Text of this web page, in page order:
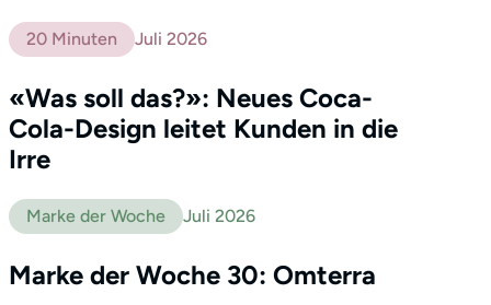
Profil
20 Minuten Juli 2026
«Was soll das?»: Neues Coca-
Cola-Design leitet Kunden in die
Irre
Marke der Woche Juli 2026
Marke der Woche 30: Omterra